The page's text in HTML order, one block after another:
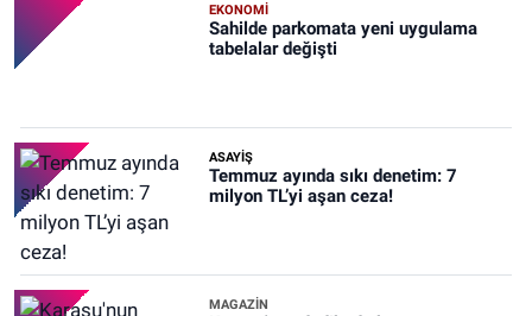
EKONOMİ
Sahilde parkomata yeni uygulama
tabelalar değişti
ASAYİŞ
Temmuz ayında sıkı denetim: 7
milyon TL’yi aşan ceza!
MAGAZİN